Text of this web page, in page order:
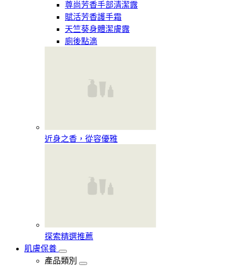
尊尚芳香手部清潔露
賦活芳香護手霜
天竺葵身體潔膚露
廁後點滴
近身之香，從容優雅
探索精選推薦
肌膚保養
產品類別